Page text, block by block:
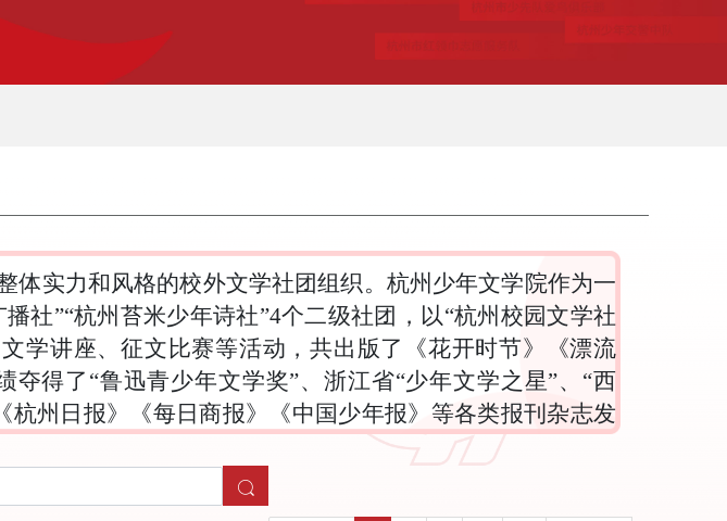
体实力和风格的校外文学社团组织。杭州少年文学院作为一
社”“杭州苔米少年诗社”4个二级社团，以“杭州校园文学社
学讲座、征文比赛等活动，共出版了《花开时节》《漂流
得了“鲁迅青少年文学奖”、浙江省“少年文学之星”、“西
州日报》《每日商报》《中国少年报》等各类报刊杂志发